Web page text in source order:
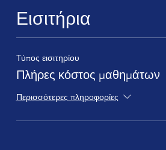
Εισιτήρια
Τύπος εισιτηρίου
Πλήρες κόστος μαθημάτων
Περισσότερες πληροφορίες